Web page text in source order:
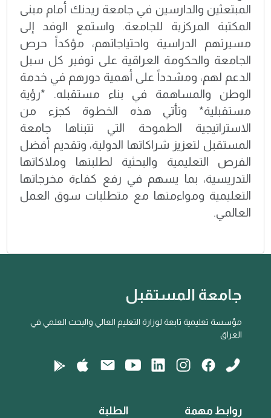
المبتعثين والدارسين في جامعة ريدنك أمام مبنى
المكتبة المركزية للجامعة. واستمع الوفد إلى
مسيرتهم الدراسية واحتياجاتهم، مؤكداً حرص
الجامعة والحكومة العراقية على توفير كل سبل
الدعم لهم، ومشدداً على أهمية دورهم في خدمة
الوطن والمساهمة في بناء مستقبله. *رؤية
مستقبلية* وتأتي هذه الخطوة كجزء من
الاستراتيجية الطموحة التي تتبناها جامعة
المستقبل لتعزيز شراكاتها الدولية، وتقديم أفضل
الفرص التعليمية والبحثية لطلبتها وملاكاتها
التدريسية، بما يسهم في رفع كفاءة مخرجاتها
التعليمية ومواءمتها مع متطلبات سوق العمل
العالمي.
جامعة المستقبل
مؤسسة تعليمية تابعة لوزارة التعليم العالي والبحث العلمي في
العراق
روابط مهمة الطلبة